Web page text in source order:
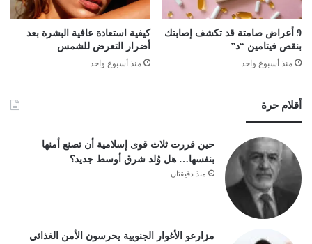
9 أعراض صامتة قد تكشف إصابتك
بنقص فيتامين “د”
منذ أسبوع واحد
كيفية استعادة عافية البشرة بعد
أضرار التعرض للشمس
منذ أسبوع واحد
أقلام حرة
حين قررت ثلاث قوى إسلامية أن تصنع أمنها
بنفسها… هل وُلد شرق أوسط جديد؟
منذ دقيقتان
مزارعو الأغوار الجنوبية يحرسون الأمن الغذائي